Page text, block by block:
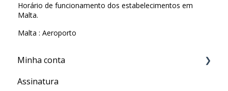
Horário de funcionamento dos estabelecimentos em
Malta.
Malta : Aeroporto
Minha conta
Minha Conta
Assinatura